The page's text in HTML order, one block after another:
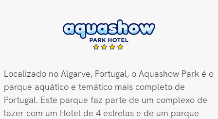
Localizado no Algarve, Portugal, o Aquashow Park é o
parque aquático e temático mais completo de
Portugal. Este parque faz parte de um complexo de
lazer com um Hotel de 4 estrelas e de um parque